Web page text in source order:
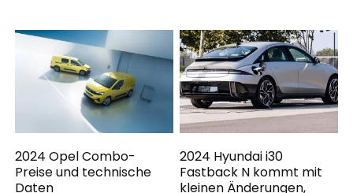
2024 Opel Combo-
Preise und technische
Daten
2024 Hyundai i30
Fastback N kommt mit
kleinen Änderungen,